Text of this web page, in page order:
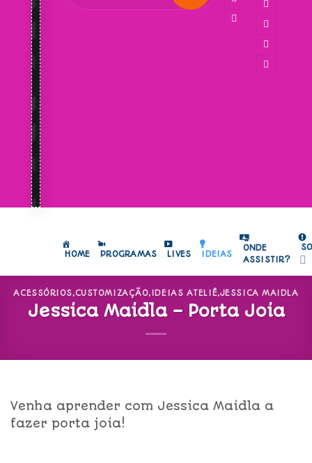
HOME PROGRAMAS LIVES IDEIAS
ONDE
ASSISTIR?
ACESSÓRIOS,CUSTOMIZAÇÃO, IDEIAS ATELIÊ,JESSICA MAIDLA
Jessica Maidla – Porta Joia
Venha aprender com Jessica Maidla a
fazer porta joia!